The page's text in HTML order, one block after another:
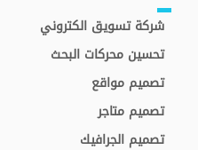
شركة تسويق الكتروني
تحسين محركات البحث
تصميم مواقع
تصميم متاجر
تصميم الجرافيك